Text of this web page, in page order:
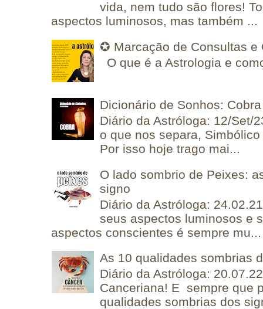
vida, nem tudo são flores!
aspectos luminosos, mas também ...
✪ Marcação de Consultas e
O que é a Astrologia e
Dicionário de Sonhos: Cobra
Diário da Astróloga: 12/Set/
o que nos separa,
Por isso hoje trago mai...
O lado sombrio de Peixes:
signo
Diário da Astróloga:
seus aspectos luminosos e
aspectos conscientes é sempre mu...
As 10 qualidades sombrias
Diário da Astróloga:
Canceriana! E sempre que
qualidades sombrias dos